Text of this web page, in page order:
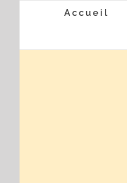
Accueil